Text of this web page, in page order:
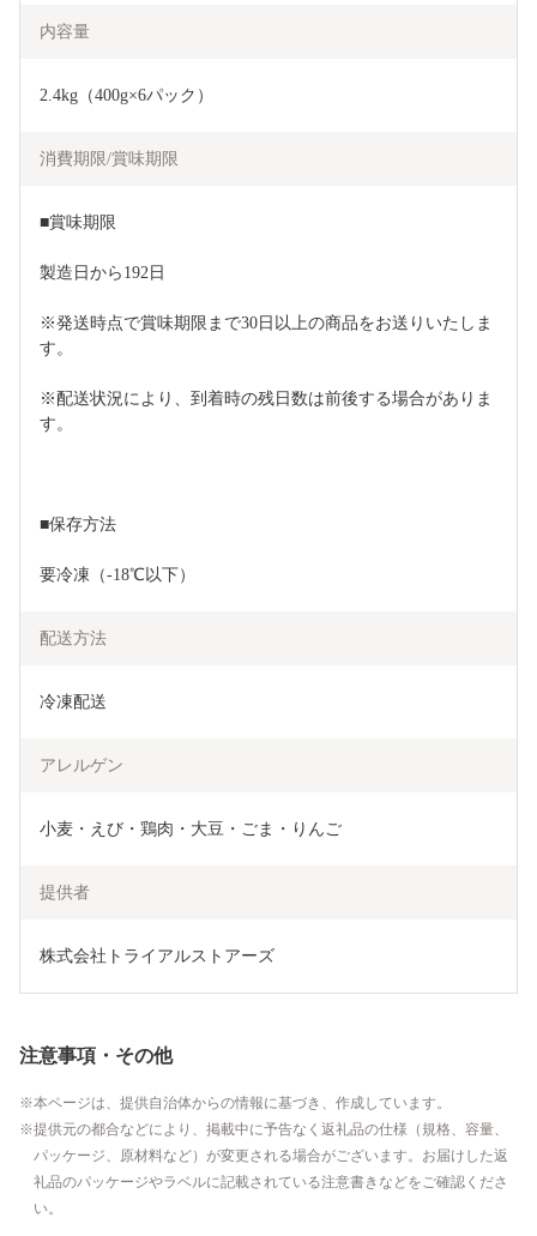
内容量
2.4kg（400g×6パック）
消費期限/賞味期限
■賞味期限
製造日から192日
※発送時点で賞味期限まで30日以上の商品をお送りいたしま
す。
※配送状況により、到着時の残日数は前後する場合がありま
す。
■保存方法
要冷凍（-18℃以下）
配送方法
冷凍配送
アレルゲン
小麦・えび・鶏肉・大豆・ごま・りんご
提供者
株式会社トライアルストアーズ
注意事項・その他
本ページは、提供自治体からの情報に基づき、作成しています。
提供元の都合などにより、掲載中に予告なく返礼品の仕様（規格、容量、
パッケージ、原材料など）が変更される場合がございます。お届けした返
礼品のパッケージやラベルに記載されている注意書きなどをご確認くださ
い。